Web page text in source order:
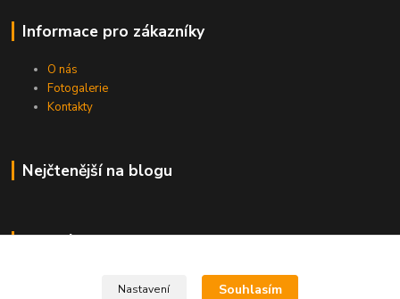
Informace pro zákazníky
O nás
Fotogalerie
Kontakty
Nejčtenější na blogu
Kde nás najdete
Nastavení Souhlasím